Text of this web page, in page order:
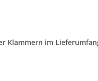
Klammern im